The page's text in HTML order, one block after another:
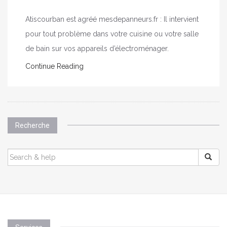
Atiscourban est agréé mesdepanneurs.fr : Il intervient
pour tout problème dans votre cuisine ou votre salle
de bain sur vos appareils d’électroménager.
Continue Reading
Recherche
SEARCH
FOR: